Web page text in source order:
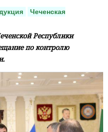
Чеченская
Республики
по контролю